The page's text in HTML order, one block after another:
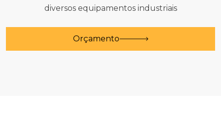
diversos equipamentos industriais
Orçamento